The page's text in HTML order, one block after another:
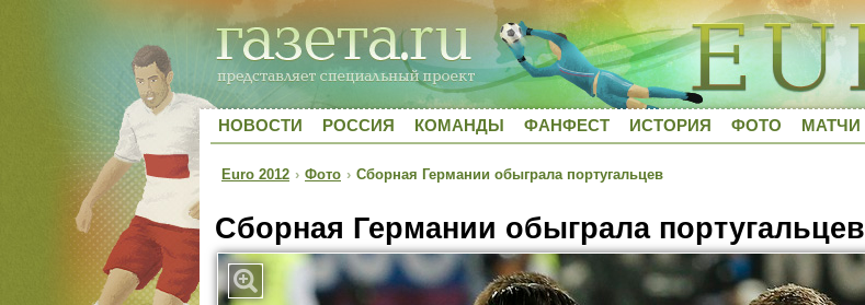
НОВОСТИ РОССИЯ КОМАНДЫ ФАНФЕСТ ИСТОРИЯ ФОТО МАТЧИ
Euro 2012 › Фото › Сборная Германии обыграла португальцев
Сборная Германии обыграла португальцев